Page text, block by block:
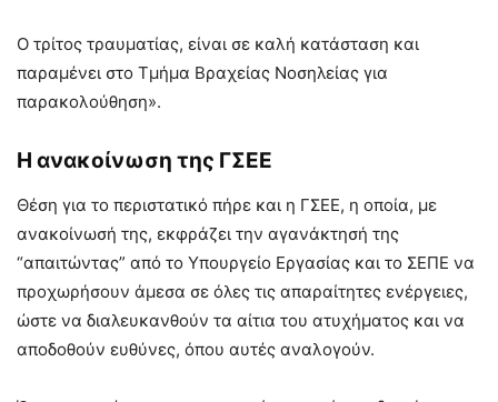
Ο τρίτος τραυματίας, είναι σε καλή κατάσταση και
παραμένει στο Τμήμα Βραχείας Νοσηλείας για
παρακολούθηση».
Η ανακοίνωση της ΓΣΕΕ
Θέση για το περιστατικό πήρε και η ΓΣΕΕ, η οποία, με
ανακοίνωσή της, εκφράζει την αγανάκτησή της
“απαιτώντας” από το Υπουργείο Εργασίας και το ΣΕΠΕ να
προχωρήσουν άμεσα σε όλες τις απαραίτητες ενέργειες,
ώστε να διαλευκανθούν τα αίτια του ατυχήματος και να
αποδοθούν ευθύνες, όπου αυτές αναλογούν.